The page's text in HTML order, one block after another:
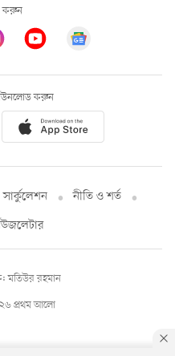
করুন
করুন
সার্কুলেশন
নীতি ও শর্ত
প্রথম আলো
মতিউর রহমান